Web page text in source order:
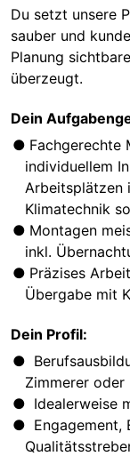
Du setzt unsere
sauber und
Planung
überzeugt.
Dein
Fachgerechte
individuellem
Arbeitsplätzen
Klimatechnik
Montagen
inkl.
Präzises
Übergabe mit
Dein Profil:
Zimmerer oder
Idealerweise
Engagement,